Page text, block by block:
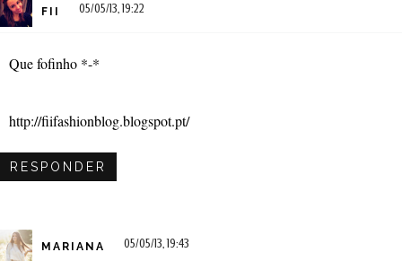
FII 05/05/13, 19:22
Que fofinho *-*
http://fiifashionblog.blogspot.pt/
RESPONDER
MARIANA 05/05/13, 19:43